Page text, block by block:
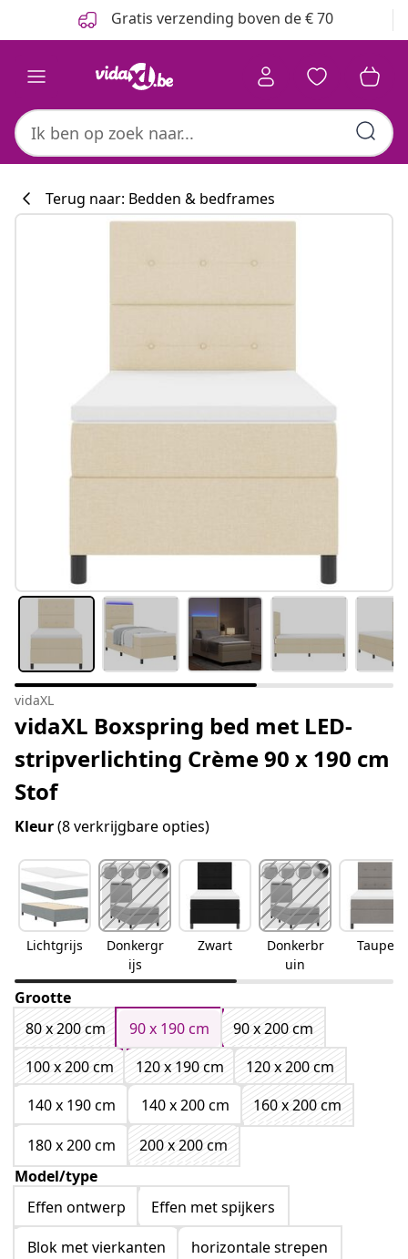
Gratis verzending boven de € 70
Terug naar: Bedden & bedframes
vidaXL
vidaXL Boxspring bed met LED-
stripverlichting Crème 90 x 190 cm
Stof
Kleur(8 verkrijgbare opties)
Lichtgrijs
Donkergr
ijs
Zwart
Donkerbr
uin
Taupe
Grootte
80 x 200 cm
90 x 190 cm
90 x 200 cm
100 x 200 cm
120 x 190 cm
120 x 200 cm
140 x 190 cm
140 x 200 cm
160 x 200 cm
180 x 200 cm
200 x 200 cm
Model/type
Effen ontwerp
Effen met spijkers
Blok met vierkanten
horizontale strepen